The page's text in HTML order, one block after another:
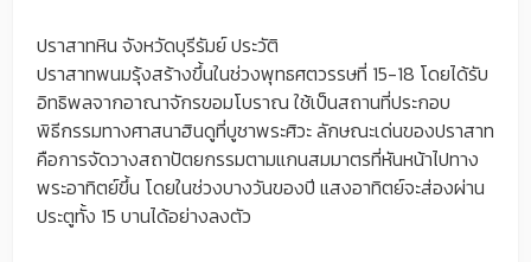
ปราสาทหิน จังหวัดบุรีรัมย์ ประวัติ
ปราสาทพนมรุ้งสร้างขึ้นในช่วงพุทธศตวรรษที่ 15-18 โดยได้รับ
อิทธิพลจากอาณาจักรขอมโบราณ ใช้เป็นสถานที่ประกอบ
พิธีกรรมทางศาสนาฮินดูที่บูชาพระศิวะ ลักษณะเด่นของปราสาท
คือการจัดวางสถาปัตยกรรมตามแกนสมมาตรที่หันหน้าไปทาง
พระอาทิตย์ขึ้น โดยในช่วงบางวันของปี แสงอาทิตย์จะส่องผ่าน
ประตูทั้ง 15 บานได้อย่างลงตัว